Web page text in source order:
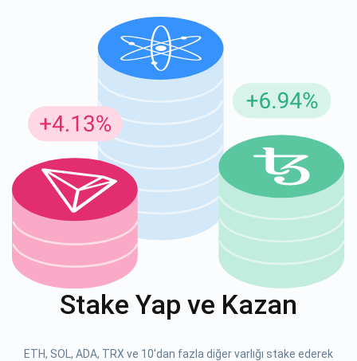
Stake Yap ve Kazan
ETH, SOL, ADA, TRX ve 10'dan fazla diğer varlığı stake ederek
Atomic
1000.000
support@atomicwallet.io
YouTube'umuza göz atın
Güncellemeler için Abone Ol
En son proje güncellemelerini ve kripto kılavuzlarını ilk alan
siz olun